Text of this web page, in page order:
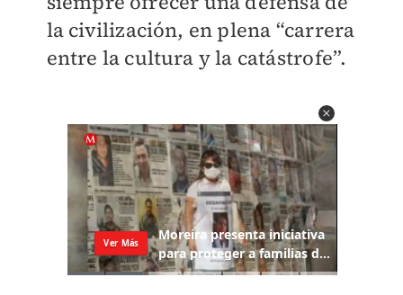
la civilización, en plena “carrera
entre la cultura y la catástrofe”.